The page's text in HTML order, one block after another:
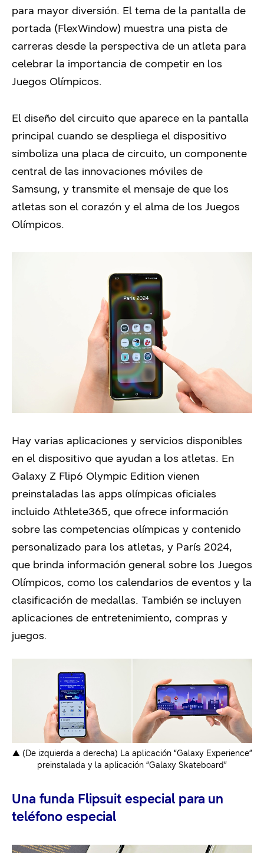
para mayor diversión. El tema de la pantalla de
portada (FlexWindow) muestra una pista de
carreras desde la perspectiva de un atleta para
celebrar la importancia de competir en los
Juegos Olímpicos.
El diseño del circuito que aparece en la pantalla
principal cuando se despliega el dispositivo
simboliza una placa de circuito, un componente
central de las innovaciones móviles de
Samsung, y transmite el mensaje de que los
atletas son el corazón y el alma de los Juegos
Olímpicos.
Hay varias aplicaciones y servicios disponibles
en el dispositivo que ayudan a los atletas. En
Galaxy Z Flip6 Olympic Edition vienen
preinstaladas las apps olímpicas oficiales
incluido Athlete365, que ofrece información
sobre las competencias olímpicas y contenido
personalizado para los atletas, y París 2024,
que brinda información general sobre los Juegos
Olímpicos, como los calendarios de eventos y la
clasificación de medallas. También se incluyen
aplicaciones de entretenimiento, compras y
juegos.
▲ (De izquierda a derecha) La aplicación “Galaxy Experience”
preinstalada y la aplicación “Galaxy Skateboard”
Una funda Flipsuit especial para un
teléfono especial